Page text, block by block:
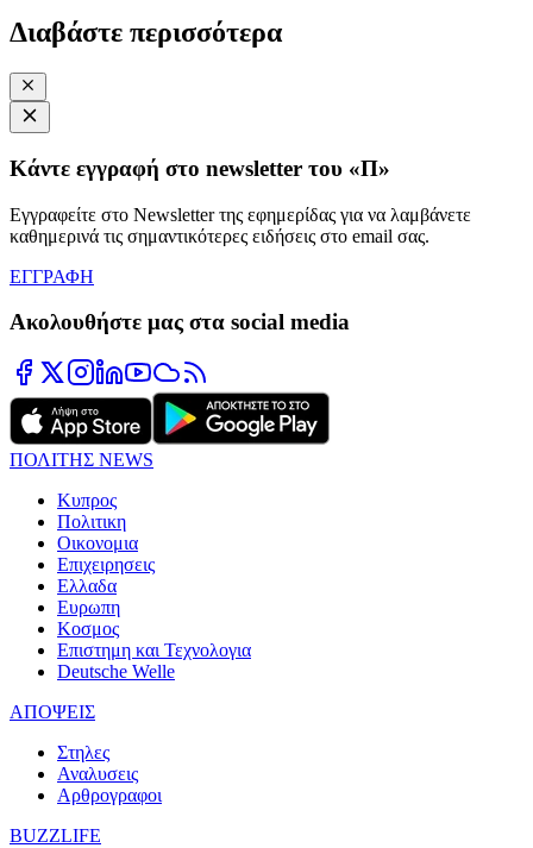
Διαβάστε περισσότερα
Κάντε εγγραφή στο newsletter του «Π»
Εγγραφείτε στο Newsletter της εφημερίδας για να λαμβάνετε
καθημερινά τις σημαντικότερες ειδήσεις στο email σας.
ΕΓΓΡΑΦΗ
Ακολουθήστε μας στα social media
ΠΟΛΙΤΗΣ NEWS
Κυπρος
Πολιτικη
Οικονομια
Επιχειρησεις
Ελλαδα
Ευρωπη
Κοσμος
Επιστημη και Τεχνολογια
Deutsche Welle
ΑΠΟΨΕΙΣ
Στηλες
Αναλυσεις
Αρθρογραφοι
BUZZLIFE